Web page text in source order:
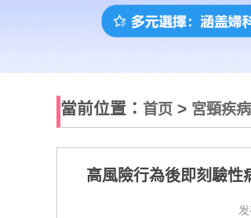
當前位置： 首页 > 宮頸疾病
高風險行為後即刻驗